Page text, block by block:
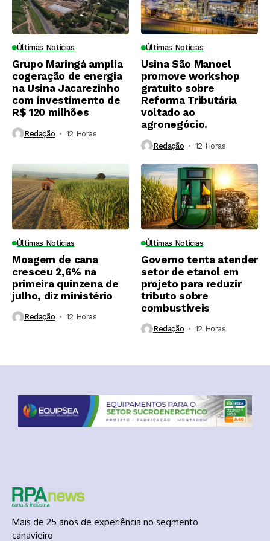
Últimas Notícias
Grupo Maringá amplia
cogeração de energia
na Usina Jacarezinho
com investimento de
R$ 120 milhões
Redação 12 Horas ⁮
Últimas Notícias
Usina São Manoel
promove workshop
gratuito sobre
Reforma Tributária
voltado ao
agronegócio.
Redação 12 Horas ⁮
Últimas Notícias
Moagem de cana
cresceu 2,6% na
primeira quinzena de
julho, diz ministério
Redação 12 Horas ⁮
Últimas Notícias
Governo tenta atender
setor de etanol em
projeto para reduzir
tributo sobre
combustíveis
Redação 12 Horas ⁮
Mais de 25 anos de experiência no segmento
canavieiro